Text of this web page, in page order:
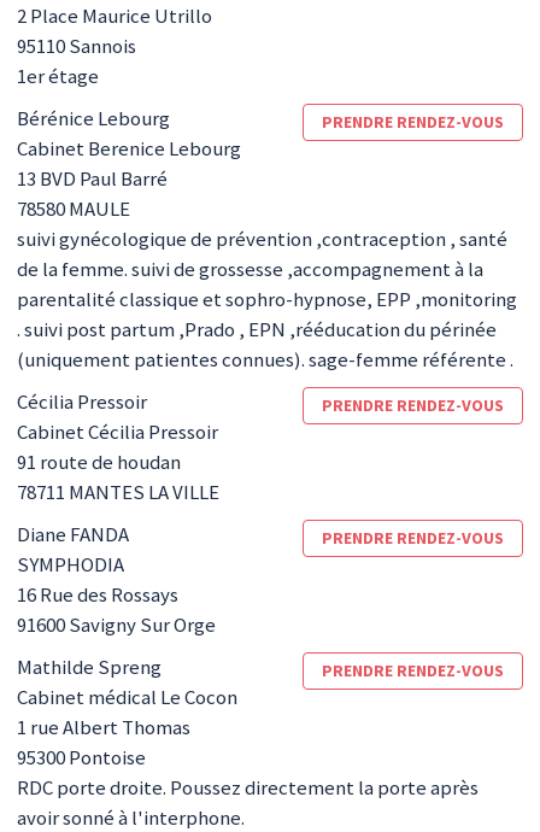
2 Place Maurice Utrillo
95110Sannois
1er étage
Bérénice Lebourg PRENDRE RENDEZ-VOUS
Cabinet Berenice Lebourg
13 BVD Paul Barré
78580MAULE
suivi gynécologique de prévention ,contraception , santé
de la femme. suivi de grossesse ,accompagnement à la
parentalité classique et sophro-hypnose, EPP ,monitoring
. suivi post partum ,Prado , EPN ,rééducation du périnée
(uniquement patientes connues). sage-femme référente .
CéciliaPressoir PRENDRE RENDEZ-VOUS
Cabinet Cécilia Pressoir
91 route de houdan
78711 MANTES LA VILLE
Diane FANDA PRENDRE RENDEZ-VOUS
SYMPHODIA
16 Rue des Rossays
91600Savigny Sur Orge
Mathilde Spreng PRENDRE RENDEZ-VOUS
Cabinet médical Le Cocon
1 rue Albert Thomas
95300Pontoise
RDC porte droite. Poussez directement la porte après
avoir sonné à l'interphone.